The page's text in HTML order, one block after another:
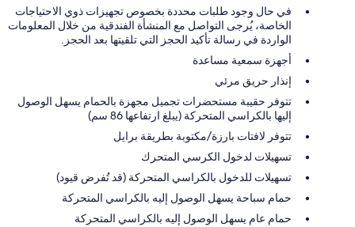
في حال وجود طلبات محددة بخصوص تجهيزات ذوي الاحتياجات
الخاصة، يُرجى التواصل مع المنشأة الفندقية من خلال المعلومات
الواردة في رسالة تأكيد الحجز التي تلقيتها بعد الحجز.
أجهزة سمعية مساعدة
إنذار حريق مرئي
تتوفر حقيبة مستحضرات تجميل مجهزة بالحمام يسهل الوصول
إليها بالكراسي المتحركة (يبلغ ارتفاعها 86 سم)
تتوفر لافتات بارزة/مكتوبة بطريقة برايل
تسهيلات لدخول الكرسي المتحرك
تسهيلات للدخول بالكراسي المتحركة (قد تُفرض قيود)
حمام سباحة يسهل الوصول إليه بالكراسي المتحركة
حمام عام يسهل الوصول إليه بالكراسي المتحركة